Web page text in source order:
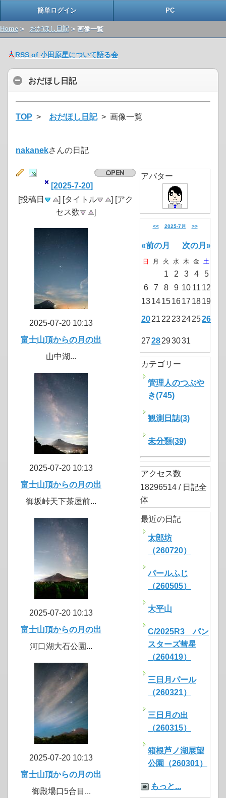
簡単ログイン PC
Home > おだほし日記> 画像一覧
RSS of 小田原星について語る会
おだほし日記
TOP > おだほし日記> 画像一覧
nakanekさんの日記
[2025-7-20]
[投稿日
] [タイトル
] [アク
セス数
]
2025-07-20 10:13
富士山頂からの月の出
山中湖...
2025-07-20 10:13
富士山頂からの月の出
御坂峠天下茶屋前...
2025-07-20 10:13
富士山頂からの月の出
河口湖大石公園...
2025-07-20 10:13
富士山頂からの月の出
御殿場口5合目...
アバター
<< 2025-7月 >>
«前の月 次の月»
日 月 火 水 木 金 土
1 2 3 4
5
6
7 8 9 10 11 12
1314151617 1819
2021 22 23242526
2728293031
カテゴリー
管理人のつぶや
き(745)
観測日誌(3)
未分類(39)
アクセス数
18296514 / 日記全
体
最近の日記
太郎坊
（260720）
パールふじ
（260505）
大平山
C/2025R3 パン
スターズ彗星
（260419）
三日月パール
（260321）
三日月の出
（260315）
箱根芦ノ湖展望
公園（260301）
もっと...